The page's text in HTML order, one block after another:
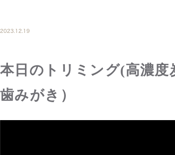
2023.12.19
本日のトリミング(高濃
歯みがき）